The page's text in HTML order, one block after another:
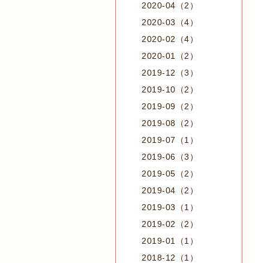
2020-04（2）
2020-03（4）
2020-02（4）
2020-01（2）
2019-12（3）
2019-10（2）
2019-09（2）
2019-08（2）
2019-07（1）
2019-06（3）
2019-05（2）
2019-04（2）
2019-03（1）
2019-02（2）
2019-01（1）
2018-12（1）